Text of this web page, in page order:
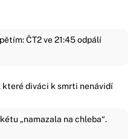
ČT2 ve 21:45 odpálí
diváci k smrti nenávidí
„namazala na chleba“.